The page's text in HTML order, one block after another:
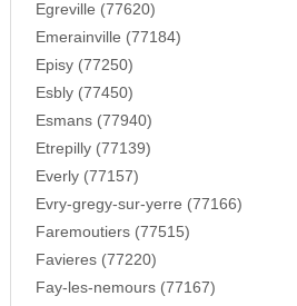
Egreville (77620)
Emerainville (77184)
Episy (77250)
Esbly (77450)
Esmans (77940)
Etrepilly (77139)
Everly (77157)
Evry-gregy-sur-yerre (77166)
Faremoutiers (77515)
Favieres (77220)
Fay-les-nemours (77167)